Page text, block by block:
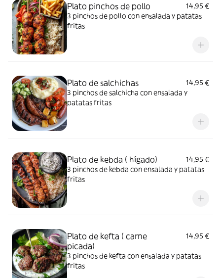
Plato pinchos de pollo
14,95 €
3 pinchos de pollo con ensalada y patatas
fritas
Plato de salchichas
14,95 €
3 pinchos de salchicha con ensalada y
patatas fritas
Plato de kebda ( hígado)
14,95 €
3 pinchos de kebda con ensalada y patatas
fritas
Plato de kefta ( carne
picada)
14,95 €
3 pinchos de kefta con ensalada y patatas
fritas